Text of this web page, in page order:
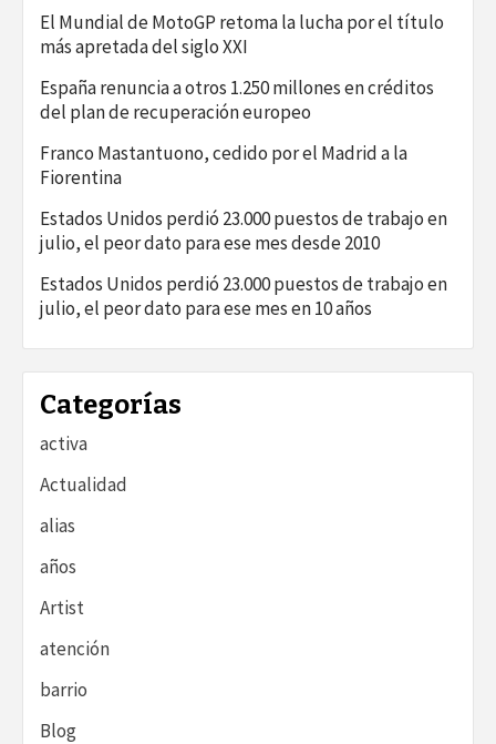
El Mundial de MotoGP retoma la lucha por el título
más apretada del siglo XXI
España renuncia a otros 1.250 millones en créditos
del plan de recuperación europeo
Franco Mastantuono, cedido por el Madrid a la
Fiorentina
Estados Unidos perdió 23.000 puestos de trabajo en
julio, el peor dato para ese mes desde 2010
Estados Unidos perdió 23.000 puestos de trabajo en
julio, el peor dato para ese mes en 10 años
Categorías
activa
Actualidad
alias
años
Artist
atención
barrio
Blog